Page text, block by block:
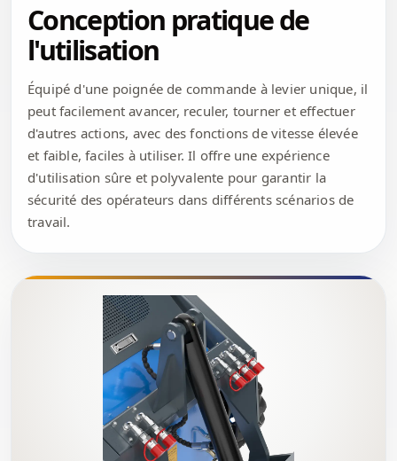
Conception pratique de
l'utilisation
Équipé d'une poignée de commande à levier unique, il
peut facilement avancer, reculer, tourner et effectuer
d'autres actions, avec des fonctions de vitesse élevée
et faible, faciles à utiliser. Il offre une expérience
d'utilisation sûre et polyvalente pour garantir la
sécurité des opérateurs dans différents scénarios de
travail.